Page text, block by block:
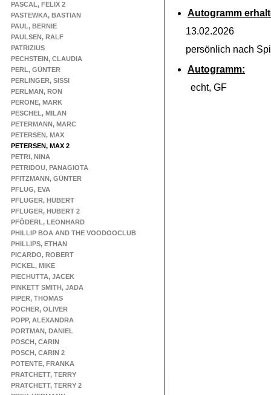
PASCAL, FELIX 2
PASTEWKA, BASTIAN
PAUL, BERNIE
PAULSEN, RALF
PATRIZIUS
PECHSTEIN, CLAUDIA
PERL, GÜNTER
PERLINGER, SISSI
PERLMAN, RON
PERONE, MARK
PESCHEL, MILAN
PETERMANN, MARC
PETERSEN, MAX
PETERSEN, MAX 2
PETRI, NINA
PETRIDOU, PANAGIOTA
PFITZMANN, GÜNTER
PFLUG, EVA
PFLUGER, HUBERT
PFLUGER, HUBERT 2
PFÖDERL, LEONHARD
PHILLIP BOA AND THE VOODOOCLUB
PHILLIPS, ETHAN
PICARDO, ROBERT
PICKEL, MIKE
PIECHUTTA, JACEK
PINKETT SMITH, JADA
PIPER, THOMAS
POCHER, OLIVER
POPP, ALEXANDRA
PORTMAN, DANIEL
POSCH, CARIN
POSCH, CARIN 2
POTENTE, FRANKA
PRATCHETT, TERRY
PRATCHETT, TERRY 2
Autogramm
13.02.2026
persönlich nach
Autogramm:
echt, GF